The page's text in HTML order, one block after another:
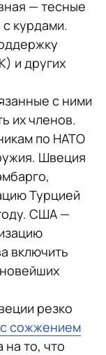
— тесные
курдами.
и других
с ними
их членов.
по НАТО
Швеция
Турцией
США —
включить
резко
сожжением
на то, что